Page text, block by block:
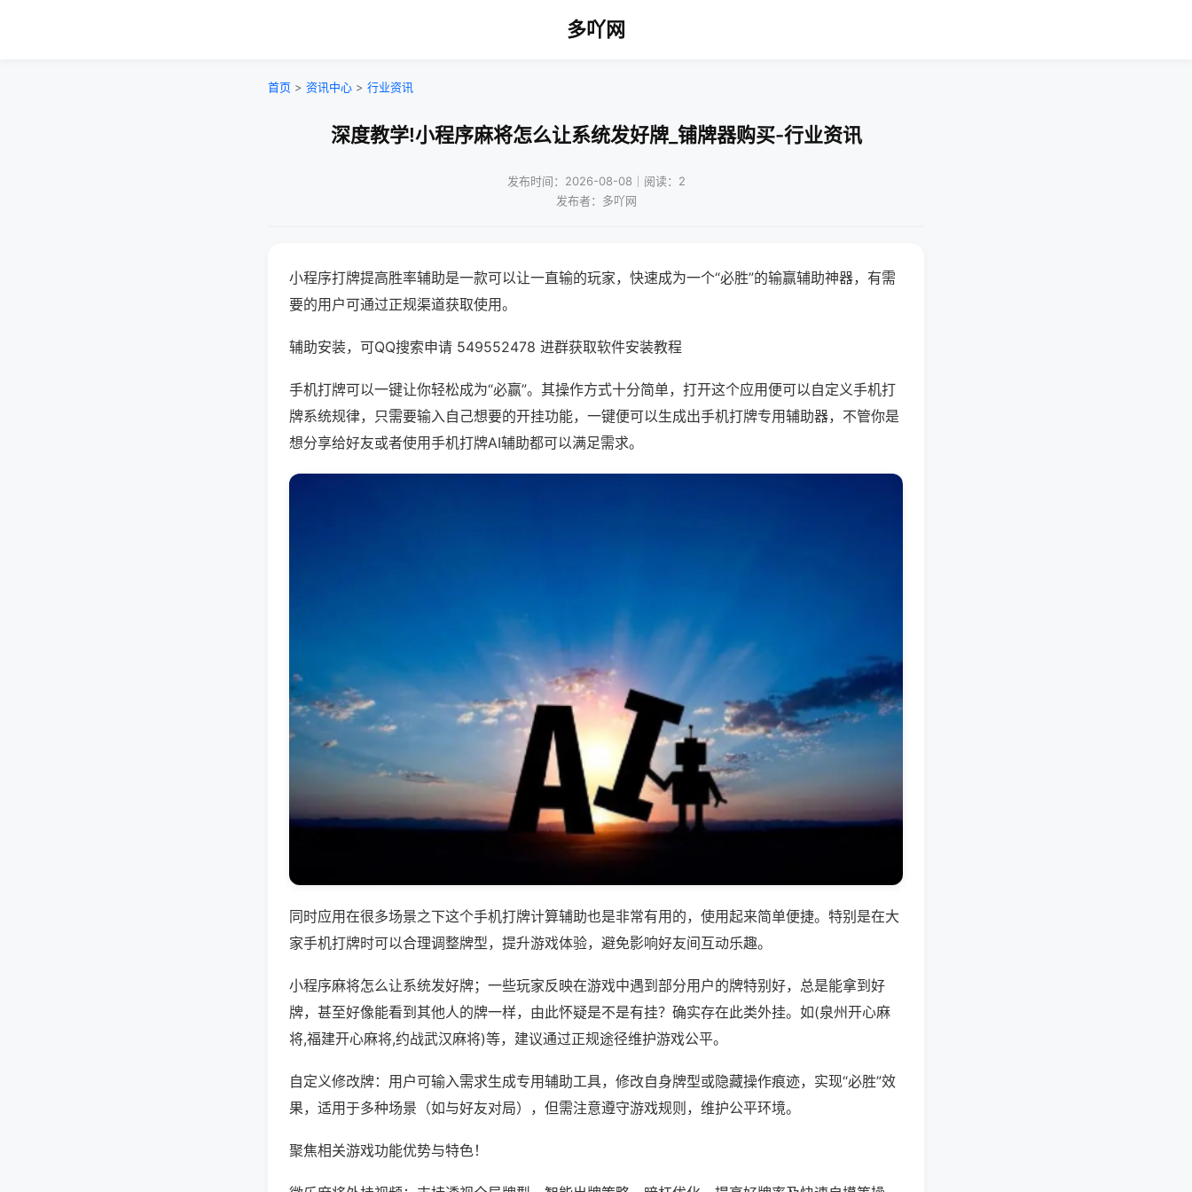
多吖网
首页 > 资讯中心 > 行业资讯
深度教学!小程序麻将怎么让系统发好牌_铺牌器购买-行业资讯
发布时间：2026-08-08｜阅读：2
发布者：多吖网
小程序打牌提高胜率辅助是一款可以让一直输的玩家，快速成为一个“必胜”的输赢辅助神器，有需
要的用户可通过正规渠道获取使用。
辅助安装，可QQ搜索申请 549552478 进群获取软件安装教程
手机打牌可以一键让你轻松成为“必赢”。其操作方式十分简单，打开这个应用便可以自定义手机打
牌系统规律，只需要输入自己想要的开挂功能，一键便可以生成出手机打牌专用辅助器，不管你是
想分享给好友或者使用手机打牌AI辅助都可以满足需求。
同时应用在很多场景之下这个手机打牌计算辅助也是非常有用的，使用起来简单便捷。特别是在大
家手机打牌时可以合理调整牌型，提升游戏体验，避免影响好友间互动乐趣。
小程序麻将怎么让系统发好牌；一些玩家反映在游戏中遇到部分用户的牌特别好，总是能拿到好
牌，甚至好像能看到其他人的牌一样，由此怀疑是不是有挂？确实存在此类外挂。如(泉州开心麻
将,福建开心麻将,约战武汉麻将)等，建议通过正规途径维护游戏公平。
自定义修改牌：用户可输入需求生成专用辅助工具，修改自身牌型或隐藏操作痕迹，实现“必胜”效
果，适用于多种场景（如与好友对局），但需注意遵守游戏规则，维护公平环境。
聚焦相关游戏功能优势与特色！